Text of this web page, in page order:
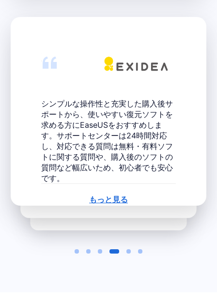

う方におすすめなのが、「EaseUS
Data Recovery Wizard Pro」。高い
復元率を誇るだけでなく、使いやすく
初めてデータ復元ソフトを利用する人
でも安心です。